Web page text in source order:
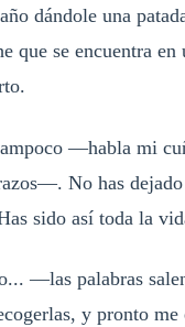
dándole una
que se encuentra en
—habla mi
No has
sido así toda la
—las palabras
y pronto me